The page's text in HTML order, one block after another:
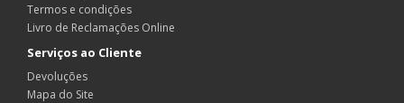
Termos e condições
Livro de Reclamações Online
Serviços ao Cliente
Devoluções
Mapa do Site